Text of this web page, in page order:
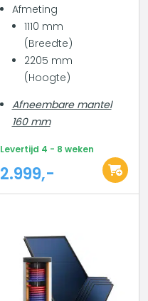
Afmeting
1110 mm
(Breedte)
2205 mm
(Hoogte)
Afneembare mantel
160 mm
Levertijd 4 - 8 weken
2.999,-